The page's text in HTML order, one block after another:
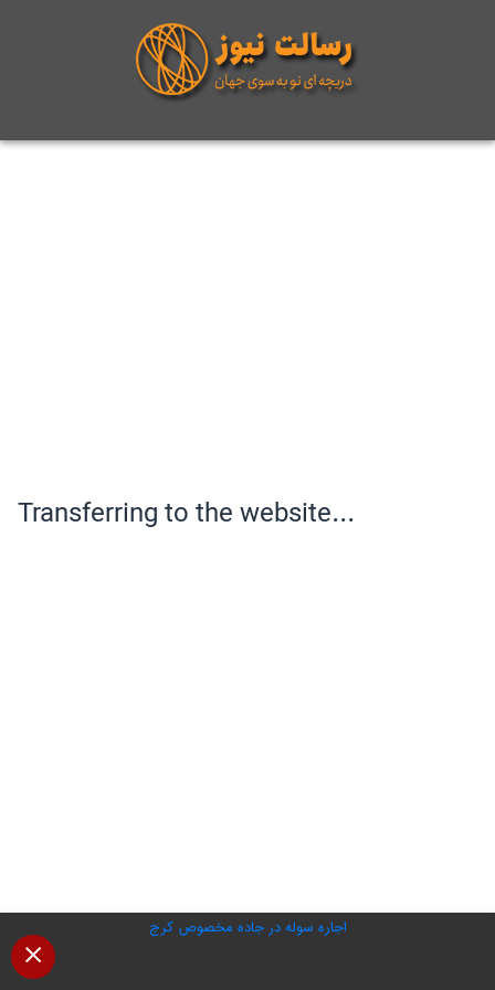
اجاره سوله در جاده مخصوص کرج